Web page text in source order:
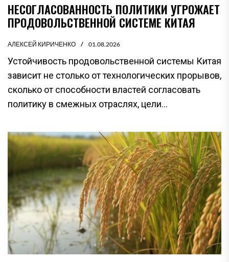
НЕСОГЛАСОВАННОСТЬ ПОЛИТИКИ УГРОЖАЕТ
ПРОДОВОЛЬСТВЕННОЙ СИСТЕМЕ КИТАЯ
АЛЕКСЕЙ КИРИЧЕНКО 01.08.2026
Устойчивость продовольственной системы Китая
зависит не столько от технологических прорывов,
сколько от способности властей согласовать
политику в смежных отраслях, цели...